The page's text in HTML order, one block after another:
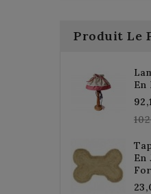
Produit Le
En
En